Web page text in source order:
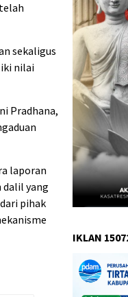
sekaligus
nilai
Pradhana,
laporan
dalil yang
pihak
IKLAN